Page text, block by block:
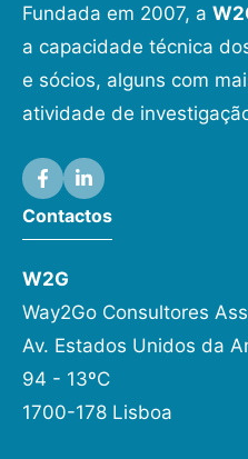
Fundada em 2007, a
a capacidade técnica
e sócios, alguns com
atividade de
Contactos
W2G
Way2Go Consultores
Av. Estados Unidos da
94 - 13ºC
1700-178 Lisboa